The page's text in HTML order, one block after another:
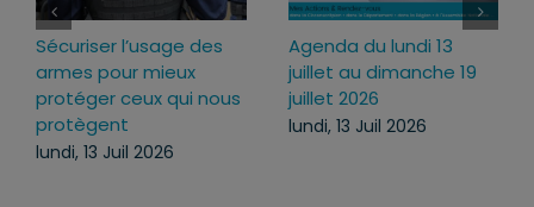
l’usage des
pour mieux
ceux qui nous
Juil 2026
Agenda du lundi 13
juillet au dimanche 19
juillet 2026
lundi, 13 Juil 2026